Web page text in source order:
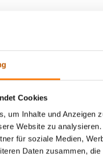
Cookies
um Inhalte und Anzeigen
Website zu
für soziale Medien,
Daten zusammen,
– solche
erteilt, wenn der
aufgeklärt werden
Hier greift unser